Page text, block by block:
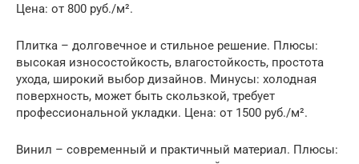
Цена: от 800 руб./м².
Плитка – долговечное и стильное решение. Плюсы:
высокая износостойкость, влагостойкость, простота
ухода, широкий выбор дизайнов. Минусы: холодная
поверхность, может быть скользкой, требует
профессиональной укладки. Цена: от 1500 руб./м².
Винил – современный и практичный материал. Плюсы: